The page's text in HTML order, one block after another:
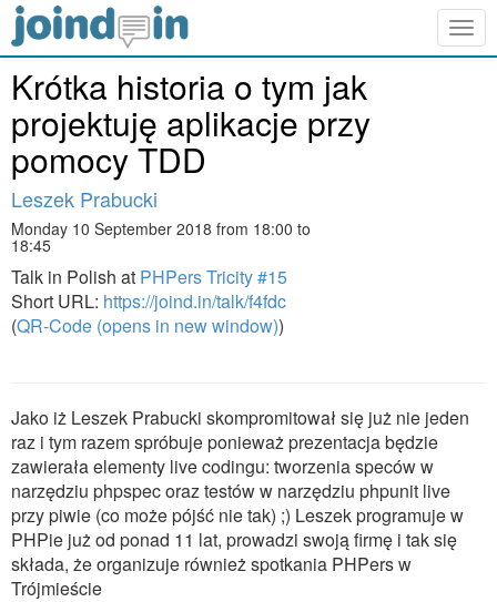
Krótka historia o tym jak
projektuję aplikacje przy
pomocy TDD
Leszek Prabucki
Monday 10 September 2018 from 18:00 to
18:45
Talk in Polish at PHPers Tricity #15
Short URL: https://joind.in/talk/f4fdc
(QR-Code (opens in new window))
Jako iż Leszek Prabucki skompromitował się już nie jeden
raz i tym razem spróbuje ponieważ prezentacja będzie
zawierała elementy live codingu: tworzenia speców w
narzędziu phpspec oraz testów w narzędziu phpunit live
przy piwie (co może pójść nie tak) ;) Leszek programuje w
PHPie już od ponad 11 lat, prowadzi swoją firmę i tak się
składa, że organizuje również spotkania PHPers w
Trójmieście